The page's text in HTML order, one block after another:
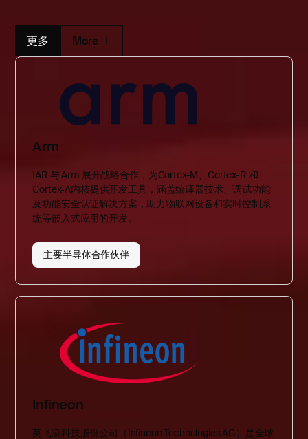
更多 More
Arm
IAR 与 Arm 展开战略合作，为Cortex-M、Cortex-R 和
Cortex-A内核提供开发工具，涵盖编译器技术、调试功能
及功能安全认证解决方案，助力物联网设备和实时控制系
统等嵌入式应用的开发。
主要半导体合作伙伴
Infineon
英飞凌科技股份公司（Infineon Technologies AG）是全球